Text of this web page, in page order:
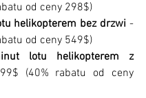
od ceny 298$)
helikopterem bez drzwi -
od ceny 549$)
lotu helikopterem z
(40% rabatu od ceny